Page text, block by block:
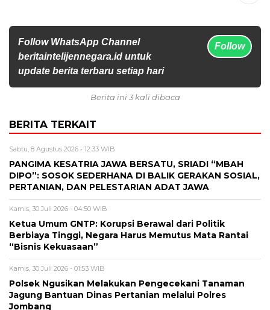
Follow WhatsApp Channel
beritaintelijennegara.id untuk
update berita terbaru setiap hari
Follow
Berita ini 3 kali dibaca
BERITA TERKAIT
Sabtu, 8 Agustus 2026 - 12:33 WIB
PANGIMA KESATRIA JAWA BERSATU, SRIADI “MBAH
DIPO”: SOSOK SEDERHANA DI BALIK GERAKAN SOSIAL,
PERTANIAN, DAN PELESTARIAN ADAT JAWA
Kamis, 30 Juli 2026 - 04:50 WIB
Ketua Umum GNTP: Korupsi Berawal dari Politik
Berbiaya Tinggi, Negara Harus Memutus Mata Rantai
“Bisnis Kekuasaan”
Kamis, 30 Juli 2026 - 01:53 WIB
Polsek Ngusikan Melakukan Pengecekani Tanaman
Jagung Bantuan Dinas Pertanian melalui Polres
Jombang